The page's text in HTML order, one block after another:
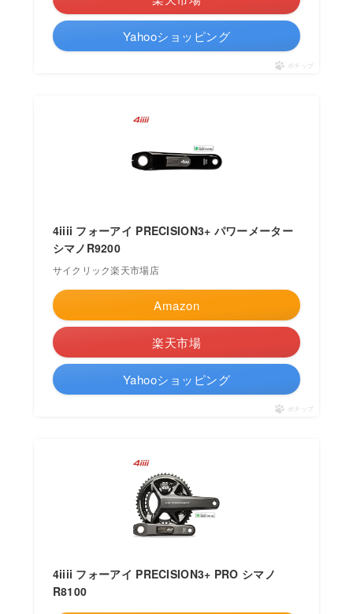
Yahooショッピング
ポチップ
4iiii フォーアイ PRECISION3+ パワーメーター
シマノR9200
サイクリック楽天市場店
Amazon
楽天市場
Yahooショッピング
ポチップ
4iiii フォーアイ PRECISION3+ PRO シマノ
R8100